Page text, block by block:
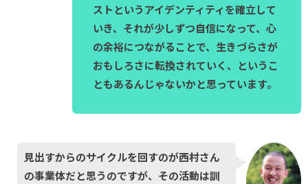
ストというアイデンティティを確立して
いき、それが少しずつ自信になって、心
の余裕につながることで、生きづらさが
おもしろさに転換されていく、というこ
ともあるんじゃないかと思っています。
見出すからのサイクルを回すのが西村さん
の事業体だと思うのですが、その活動は訓